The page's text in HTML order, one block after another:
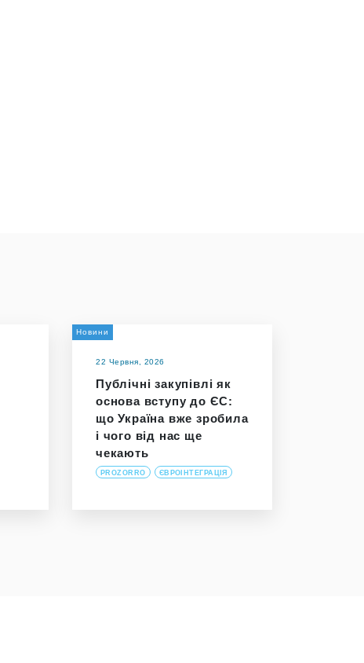
Новини
22 Червня, 2026
Публічні закупівлі як
основа вступу до ЄС:
що Україна вже зробила
і чого від нас ще
чекають
PROZORRO ЄВРОІНТЕГРАЦІЯ